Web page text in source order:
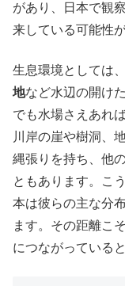
があり、日本で観
来している可能性
生息環境としては、
地など水辺の開け
でも水場さえあれ
川岸の崖や樹洞、
縄張りを持ち、他
ともあります。こ
本は彼らの主な分
ます。その距離こ
につながっている